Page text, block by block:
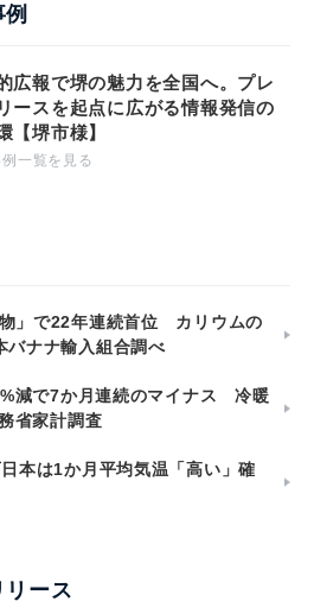
広報で堺の魅力を全国へ。プレ
ースを起点に広がる情報発信の
【堺市様】
一覧を見る
」で22年連続首位 カリウムの
ナナ輸入組合調べ
減で7か月連続のマイナス 冷暖
省家計調査
本は1か月平均気温「高い」確
ース